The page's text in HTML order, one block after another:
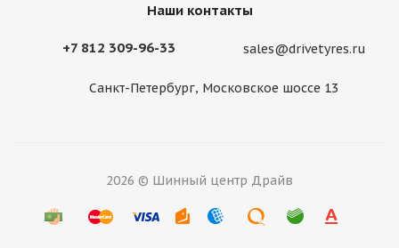
Наши контакты
+7 812 309-96-33 sales@drivetyres.ru
Санкт-Петербург, Московское шоссе 13
2026 © Шинный центр Драйв